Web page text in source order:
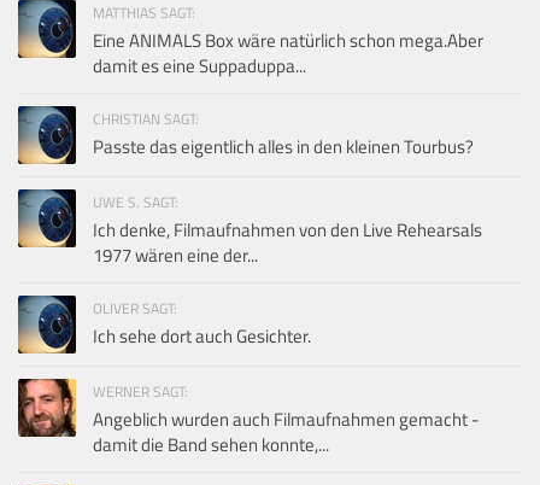
MATTHIAS SAGT:
Eine ANIMALS Box wäre natürlich schon mega.Aber
damit es eine Suppaduppa...
CHRISTIAN SAGT:
Passte das eigentlich alles in den kleinen Tourbus?
UWE S. SAGT:
Ich denke, Filmaufnahmen von den Live Rehearsals
1977 wären eine der...
OLIVER SAGT:
Ich sehe dort auch Gesichter.
WERNER SAGT:
Angeblich wurden auch Filmaufnahmen gemacht -
damit die Band sehen konnte,...